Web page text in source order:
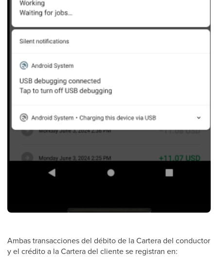
Ambas transacciones del débito de la Cartera del conductor
y el crédito a la Cartera del cliente se registran en: